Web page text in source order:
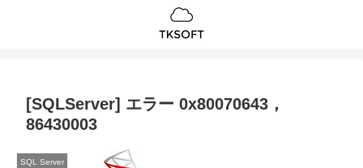
[SQLServer] エラー 0x80070643，
86430003
SQL Server